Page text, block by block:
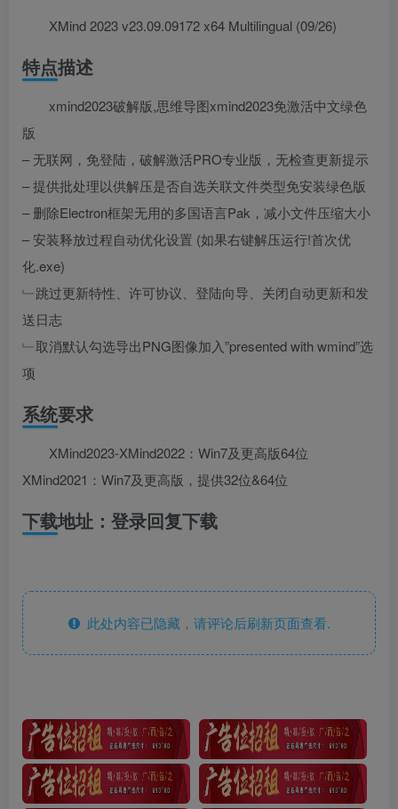
XMind 2023 v23.09.09172 x64 Multilingual (09/26)
特点描述
xmind2023破解版,思维导图xmind2023免激活中文绿色
版
– 无联网，免登陆，破解激活PRO专业版，无检查更新提示
– 提供批处理以供解压是否自选关联文件类型免安装绿色版
– 删除Electron框架无用的多国语言Pak，减小文件压缩大小
– 安装释放过程自动优化设置 (如果右键解压运行!首次优
化.exe)
﹂跳过更新特性、许可协议、登陆向导、关闭自动更新和发
送日志
﹂取消默认勾选导出PNG图像加入”presented with wmind”选
项
系统要求
XMind2023-XMind2022：Win7及更高版64位
XMind2021：Win7及更高版，提供32位&64位
下载地址：登录回复下载
此处内容已隐藏，请评论后刷新页面查看.